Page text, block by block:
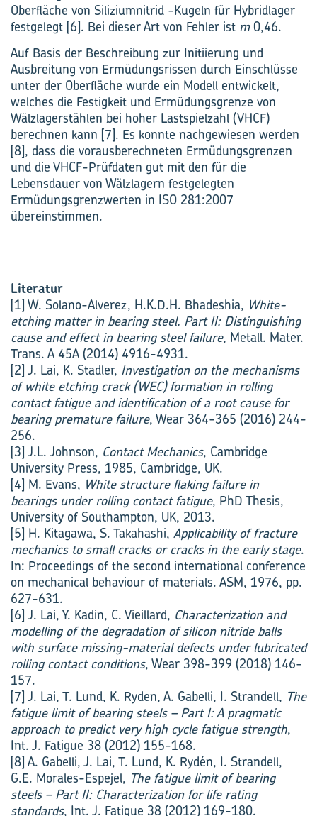
Oberfläche von ­Siliziumnitrid -Kugeln für Hybridlager
festgelegt [6]. Bei dieser Art von Fehler ist m0,46.
Auf Basis der Beschreibung zur Initiierung und
Ausbreitung von Ermüdungsrissen durch Einschlüsse
unter der Oberfläche wurde ein Modell entwickelt,
welches die Festigkeit und Ermüdungs­grenze von
Wälzlagerstählen bei hoher Lastspielzahl (VHCF)
berechnen kann [7]. Es konnte nachgewiesen werden
[8], dass die vorausberechneten Ermüdungsgrenzen
und die VHCF-­Prüfdaten gut mit den für die
Lebensdauer von Wälzlagern festgelegten
Ermüdungsgrenzwerten in ISO 281:2007
übereinstimmen.
Literatur
[1] W. Solano-Alverez, H.K.D.H. Bhadeshia, White-
etching matter in bearing steel. Part II: Distinguishing
cause and effect in bearing steel failure, Metall. Mater.
Trans. A 45A (2014) 4916-4931.
[2] J. Lai, K. Stadler, Investigation on the mechanisms
of white etching crack (WEC) formation in rolling
contact fatigue and identification of a root cause for
bearing premature failure, Wear 364-365 (2016) 244-
256.
[3] J.L. Johnson, Contact Mechanics, Cambridge
University Press, 1985, Cambridge, UK.
[4] M. Evans, White structure flaking failure in
bearings under rolling contact fatigue, PhD Thesis,
University of Southampton, UK, 2013.
[5] H. Kitagawa, S. Takahashi, Applicability of fracture
mechanics to small cracks or cracks in the early stage.
In: Proceedings of the second international conference
on mechanical behaviour of materials. ASM, 1976, pp.
627-631.
[6] J. Lai, Y. Kadin, C. Vieillard, Characterization and
modelling of the degradation of silicon nitride balls
with surface missing-material defects under lubricated
rolling contact conditions, Wear 398-399 (2018) 146-
157.
[7] J. Lai, T. Lund, K. Ryden, A. Gabelli, I. Strandell, The
fatigue limit of bearing steels – Part I: A pragmatic
approach to predict very high cycle fatigue strength,
Int. J. Fatigue 38 (2012) 155-168.
[8] A. Gabelli, J. Lai, T. Lund, K. Rydén, I. Strandell,
G.E. Morales-Espejel, The fatigue limit of bearing
steels – Part II: Characterization for life rating
standards, Int. J. Fatigue 38 (2012) 169-180.